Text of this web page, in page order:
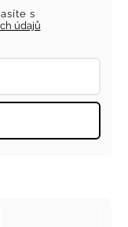
s
údajů